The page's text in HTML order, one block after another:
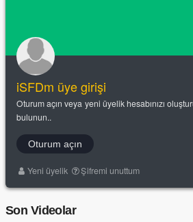
iSFDm üye girişi
Oturum açın veya yeni üyelik hesabınızı
bulunun..
Oturum açın
Yeni üyelik Şifremi unuttum
Son Videolar